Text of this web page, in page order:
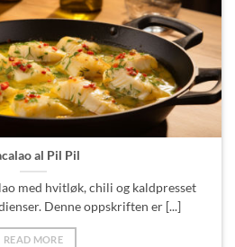
al Pil Pil
med hvitløk, chili og kaldpresset
Denne oppskriften er [...]
READ MORE